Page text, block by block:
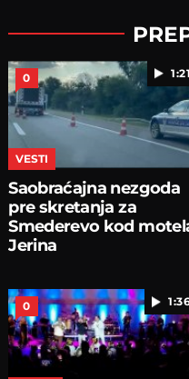
1:21
0
VESTI
Saobraćajna nezgoda
pre skretanja za
Smederevo kod
Jerina
0